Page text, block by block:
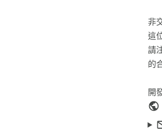
開
非
這
請
的